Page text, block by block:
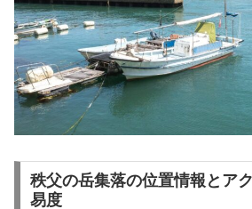
秩父の岳集落の位置情報とア
易度